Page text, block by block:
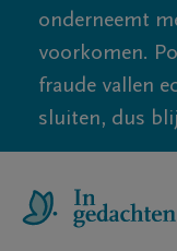
onderneemt
voorkomen.
fraude vallen
sluiten, dus